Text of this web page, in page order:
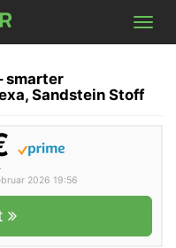
smarter
Sandstein Stoff
2026 19:56